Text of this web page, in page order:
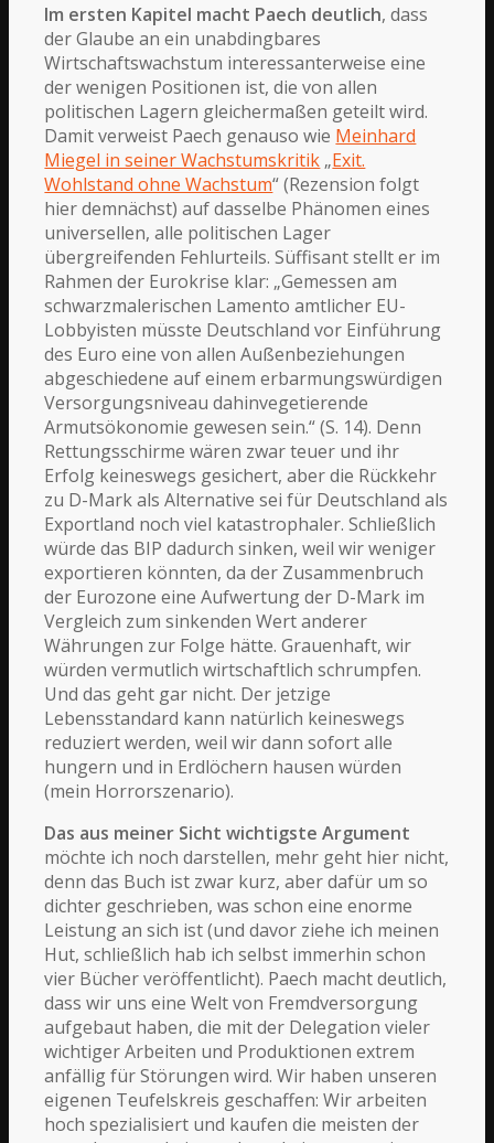
Im ersten Kapitel macht Paech deutlich, dass
der Glaube an ein unabdingbares
Wirtschaftswachstum interessanterweise eine
der wenigen Positionen ist, die von allen
politischen Lagern gleichermaßen geteilt wird.
Damit verweist Paech genauso wie Meinhard
Miegel in seiner Wachstumskritik „Exit.
Wohlstand ohne Wachstum“ (Rezension folgt
hier demnächst) auf dasselbe Phänomen eines
universellen, alle politischen Lager
übergreifenden Fehlurteils. Süffisant stellt er im
Rahmen der Eurokrise klar: „Gemessen am
schwarzmalerischen Lamento amtlicher EU-
Lobbyisten müsste Deutschland vor Einführung
des Euro eine von allen Außenbeziehungen
abgeschiedene auf einem erbarmungswürdigen
Versorgungsniveau dahinvegetierende
Armutsökonomie gewesen sein.“ (S. 14). Denn
Rettungsschirme wären zwar teuer und ihr
Erfolg keineswegs gesichert, aber die Rückkehr
zu D-Mark als Alternative sei für Deutschland als
Exportland noch viel katastrophaler. Schließlich
würde das BIP dadurch sinken, weil wir weniger
exportieren könnten, da der Zusammenbruch
der Eurozone eine Aufwertung der D-Mark im
Vergleich zum sinkenden Wert anderer
Währungen zur Folge hätte. Grauenhaft, wir
würden vermutlich wirtschaftlich schrumpfen.
Und das geht gar nicht. Der jetzige
Lebensstandard kann natürlich keineswegs
reduziert werden, weil wir dann sofort alle
hungern und in Erdlöchern hausen würden
(mein Horrorszenario).
Das aus meiner Sicht wichtigste Argument
möchte ich noch darstellen, mehr geht hier nicht,
denn das Buch ist zwar kurz, aber dafür um so
dichter geschrieben, was schon eine enorme
Leistung an sich ist (und davor ziehe ich meinen
Hut, schließlich hab ich selbst immerhin schon
vier Bücher veröffentlicht). Paech macht deutlich,
dass wir uns eine Welt von Fremdversorgung
aufgebaut haben, die mit der Delegation vieler
wichtiger Arbeiten und Produktionen extrem
anfällig für Störungen wird. Wir haben unseren
eigenen Teufelskreis geschaffen: Wir arbeiten
hoch spezialisiert und kaufen die meisten der